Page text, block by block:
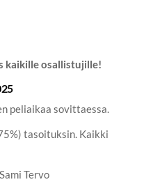
kaikille osallistujille!
peliaikaa sovittaessa.
tasoituksin. Kaikki
Sami Tervo